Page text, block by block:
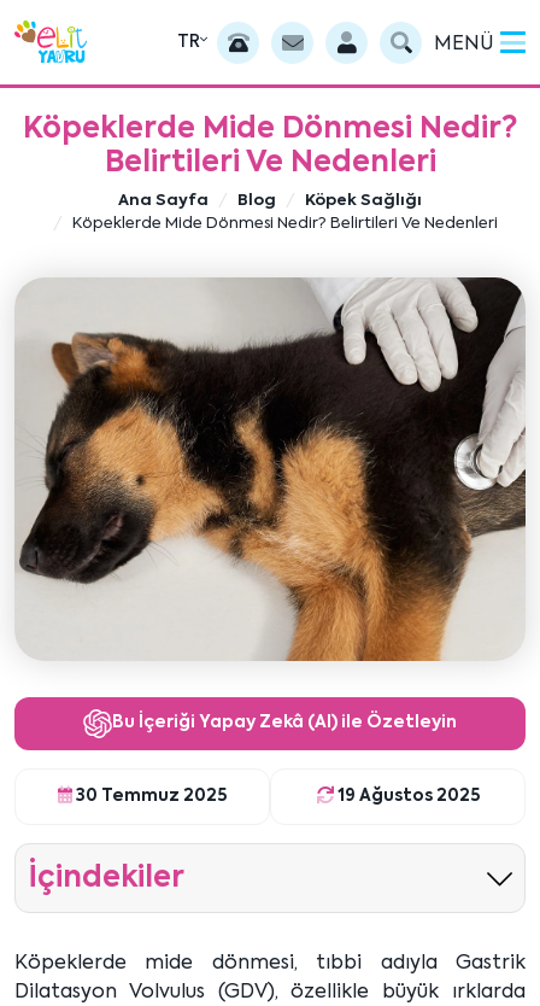
TR MENÜ
Köpeklerde Mide Dönmesi Nedir?
Belirtileri Ve Nedenleri
Ana Sayfa Blog
Köpek Sağlığı
Köpeklerde Mide Dönmesi Nedir? Belirtileri Ve Nedenleri
Bu İçeriği Yapay Zekâ (AI) ile Özetleyin
30 Temmuz 2025 19 Ağustos 2025
İçindekiler
Köpeklerde mide dönmesi, tıbbi adıyla Gastrik
Dilatasyon Volvulus (GDV), özellikle büyük ırklarda